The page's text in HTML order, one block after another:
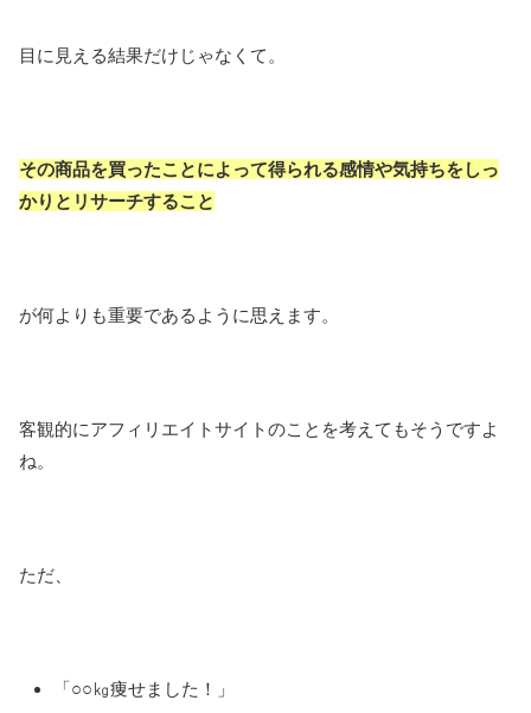
目に見える結果だけじゃなくて。
その商品を買ったことによって得られる感情や気持ちをしっ
かりとリサーチすること
が何よりも重要であるように思えます。
客観的にアフィリエイトサイトのことを考えてもそうですよ
ね。
ただ、
「○○㎏痩せました！」